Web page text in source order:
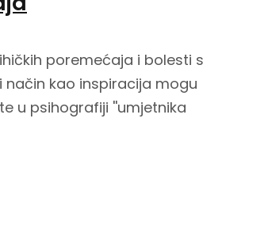
poremećaja i bolesti s
kao inspiracija mogu
u psihografiji ''umjetnika